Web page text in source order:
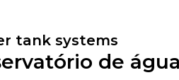
tank systems
de água